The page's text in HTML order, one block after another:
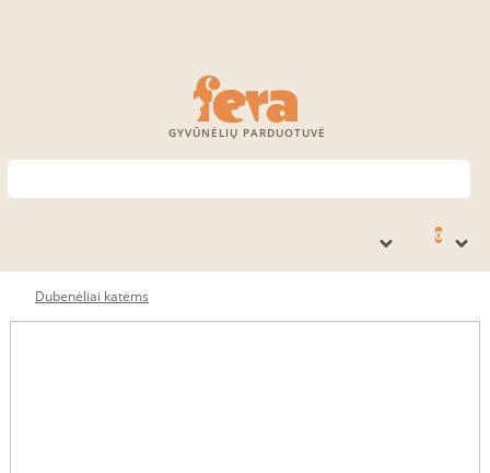
GYVŪNĖLIŲ PARDUOTUVĖ
0
Dubenėliai katėms